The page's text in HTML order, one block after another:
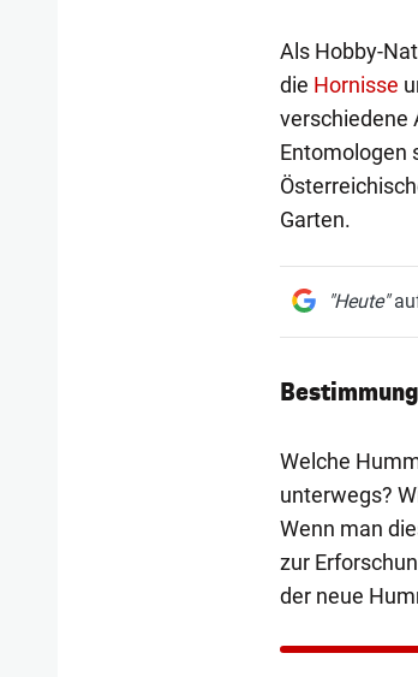
Als Hobby-
die Hornisse
verschiedene
Entomologen
Garten.
"Heute"
Welche
unterwegs?
Wenn man
zur
der neue